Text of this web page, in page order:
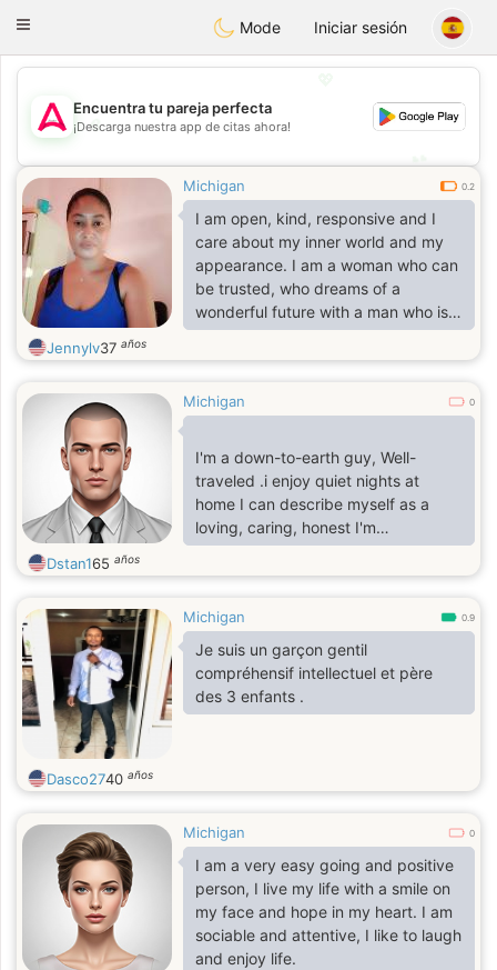
Tantôt
Toggle
Mode Iniciar sesión
💖
💕
Encuentra tu pareja perfecta
¡Descarga nuestra app de citas ahora!
Michigan 0.2
I am open, kind, responsive and I
care about my inner world and my
appearance. I am a woman who can
be trusted, who dreams of a
wonderful future with a man who is
meant for me. Gentle, attentive,
romantic, wanting to be the most
man. With him I want to talk about
Jennylv37 años
Michigan 0
I'm a down-to-earth guy, Well-
traveled .i enjoy quiet nights at
home I can describe myself as a
loving, caring, honest I'm
spontaneous
Dstan165 años
Michigan 0.9
Je suis un garçon gentil
compréhensif intellectuel et père
des 3 enfants .
Dasco2740 años
Michigan 0
I am a very easy going and positive
person, I live my life with a smile on
my face and hope in my heart. I am
sociable and attentive, I like to laugh
and enjoy life.